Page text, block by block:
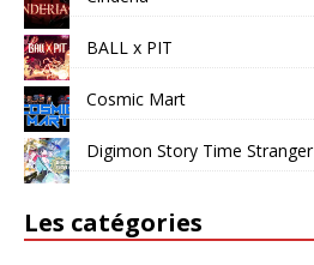
BALL x PIT
Cosmic Mart
Digimon Story Time Stranger
Les catégories